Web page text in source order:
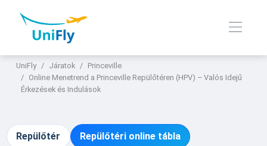
UniFly Járatok
Princeville
Online Menetrend a Princeville Repülőtéren (HPV) – Valós Idejű
Érkezések és Indulások
Repülőtér Repülőtéri online tábla